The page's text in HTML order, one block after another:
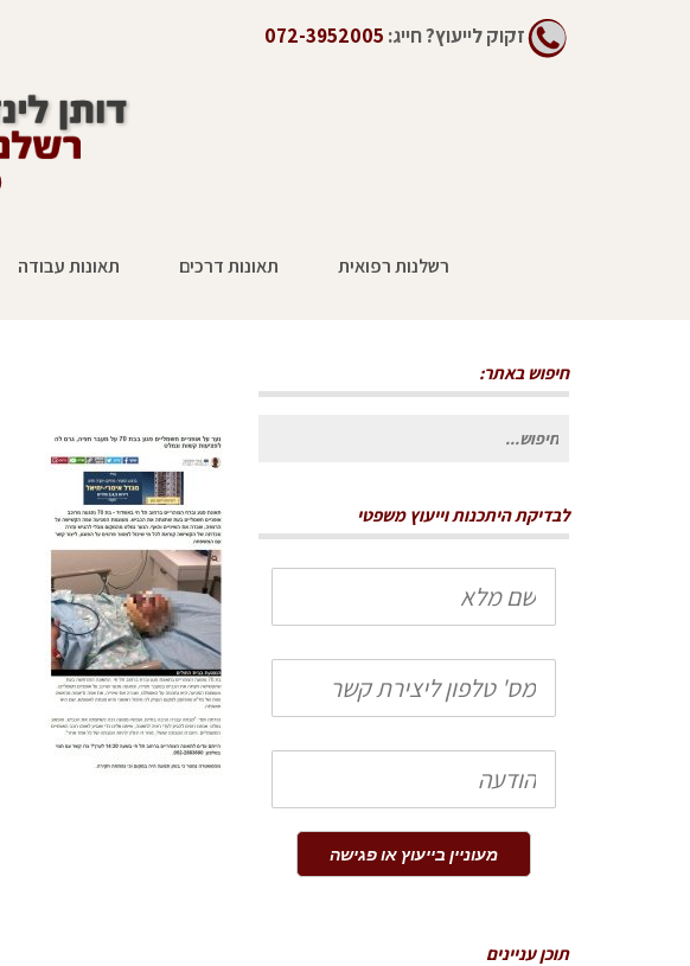
זקוק לייעוץ?חייג: 072-3952005
רשלנות רפואית תאונות דרכים תאונות עבודה
חיפוש באתר:
חיפוש
לבדיקת היתכנות וייעוץ משפטי
שם
מלא
טלפון
הודעה
מעוניין בייעוץ או פגישה
תוכן עניינים